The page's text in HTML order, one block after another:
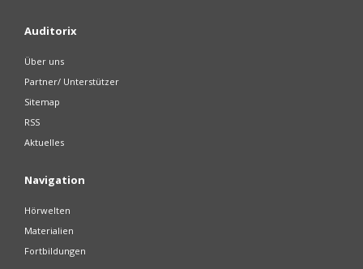
Auditorix
Über uns
Partner/ Unterstützer
Sitemap
RSS
Aktuelles
Navigation
Hörwelten
Materialien
Fortbildungen